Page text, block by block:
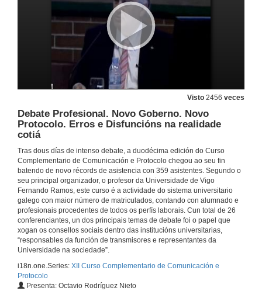
Visto 2456 veces
Debate Profesional. Novo Goberno. Novo
Protocolo. Erros e Disfuncións na realidade
cotiá
Tras dous días de intenso debate, a duodécima edición do Curso
Complementario de Comunicación e Protocolo chegou ao seu fin
batendo de novo récords de asistencia con 359 asistentes. Segundo o
seu principal organizador, o profesor da Universidade de Vigo
Fernando Ramos, este curso é a actividade do sistema universitario
galego con maior número de matriculados, contando con alumnado e
profesionais procedentes de todos os perfís laborais. Cun total de 26
conferenciantes, un dos principais temas de debate foi o papel que
xogan os consellos sociais dentro das institucións universitarias,
“responsables da función de transmisores e representantes da
Universidade na sociedade”.
i18n.one.Series: XII Curso Complementario de Comunicación e
Protocolo
Presenta: Octavio Rodríguez Nieto
Intervención de Fernando Ramos
9 de maio de 2012
9 de maio de 2012